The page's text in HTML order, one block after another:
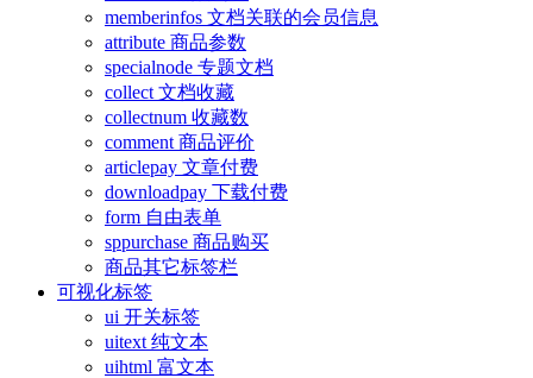
memberinfos 文档关联的会员信息
attribute 商品参数
specialnode 专题文档
collect 文档收藏
collectnum 收藏数
comment 商品评价
articlepay 文章付费
downloadpay 下载付费
form 自由表单
sppurchase 商品购买
商品其它标签栏
可视化标签
ui 开关标签
uitext 纯文本
uihtml 富文本